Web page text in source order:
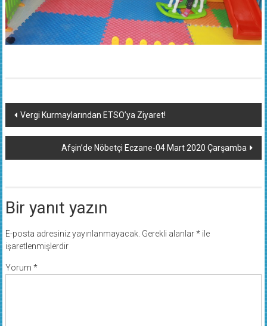
Yazı
dolaşımı
Vergi Kurmaylarından ETSO’ya Ziyaret!
Afşin’de Nöbetçi Eczane-04 Mart 2020 Çarşamba
Bir yanıt yazın
E-posta adresiniz yayınlanmayacak. Gerekli alanlar*ile
işaretlenmişlerdir
Yorum *